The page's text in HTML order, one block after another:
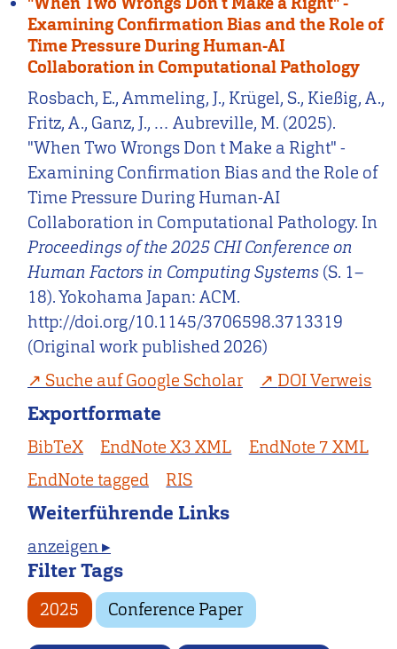
Examining Confirmation Bias and the Role of
Time Pressure During Human-AI
Collaboration in Computational Pathology
Rosbach, E., Ammeling, J., Krügel, S., Kießig, A.,
Fritz, A., Ganz, J., … Aubreville, M. (2025).
"When Two Wrongs Don t Make a Right" -
Examining Confirmation Bias and the Role of
Time Pressure During Human-AI
Collaboration in Computational Pathology. In
Proceedings of the 2025 CHI Conference on
Human Factors in Computing Systems (S. 1–
18). Yokohama Japan: ACM.
http://doi.org/10.1145/3706598.3713319
(Original work published 2026)
Suche auf Google Scholar
DOI Verweis
Exportformate
BibTeX EndNote X3 XML
EndNote 7 XML
EndNote tagged
RIS
Weiterführende Links
anzeigen ▸
Filter Tags
2025 Conference Paper